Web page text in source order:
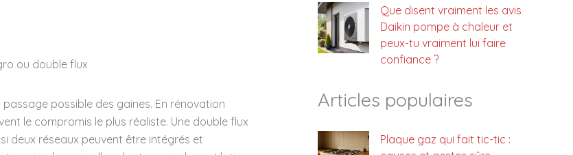
ou double flux
possible des gaines. En rénovation
le compromis le plus réaliste. Une double flux
deux réseaux peuvent être intégrés et
Que disent vraiment les avis
Daikin pompe à chaleur et
peux-tu vraiment lui faire
confiance ?
Articles populaires
Plaque gaz qui fait tic-tic :